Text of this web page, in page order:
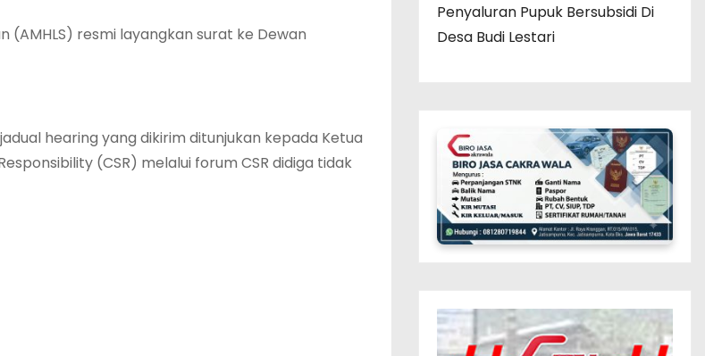
(AMHLS) resmi layangkan surat ke Dewan
hearing yang dikirim ditunjukan kepada Ketua
(CSR) melalui forum CSR didiga tidak
Penyaluran Pupuk Bersubsidi Di
Desa Budi Lestari